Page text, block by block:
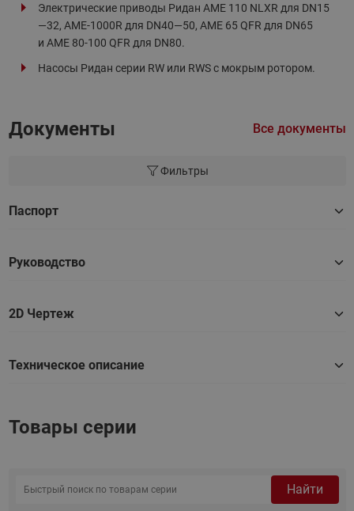
Электрические приводы Ридан AME 110 NLXR для DN15
—32, AME-1000R для DN40—50, AME 65 QFR для DN65
и AME 80-100 QFR для DN80.
Насосы Ридан серии RW или RWS с мокрым ротором.
Документы Все документы
Фильтры
Паспорт
Руководство
2D Чертеж
Техническое описание
Товары серии
Найти